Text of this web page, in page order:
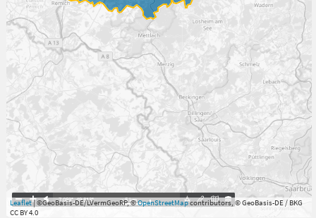
7.059°,49.813° 5km
Leaflet| ©GeoBasis-DE/LVermGeoRP, ©OpenStreetMapcontributors, © GeoBasis-DE / BKG
CC BY 4.0